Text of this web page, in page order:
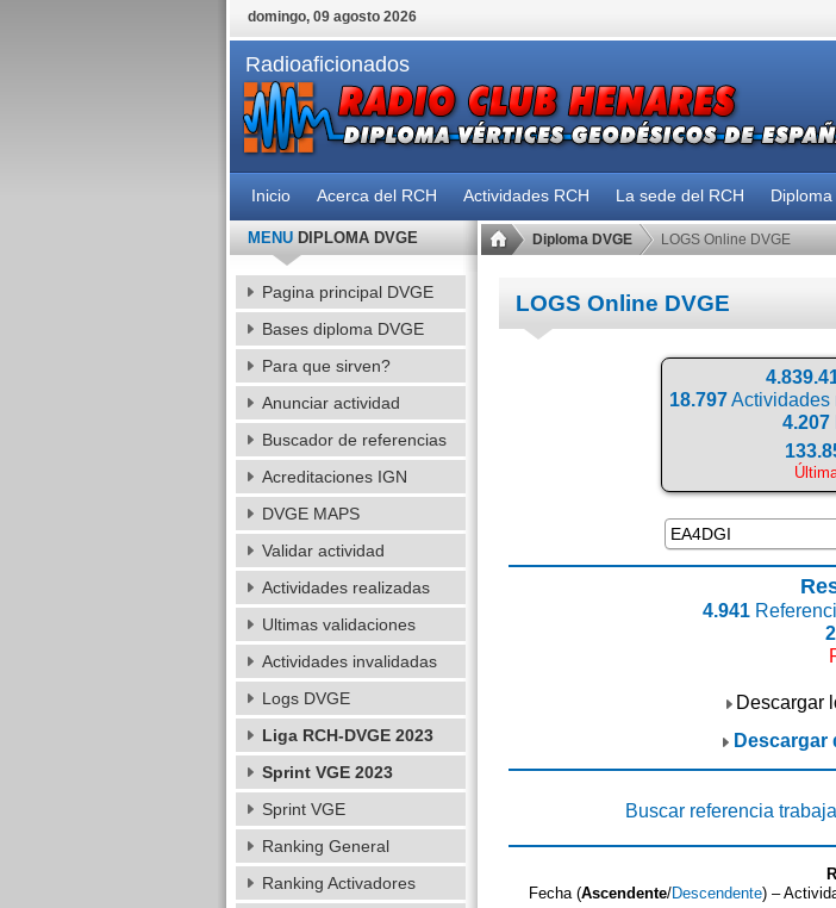
domingo, 09 agosto 2026
Radioaficionados
Inicio Acerca del RCH Actividades RCH La sede del RCH Diploma
Diploma DVGE LOGS Online DVGE
LOGS Online DVGE
18.797Actividades
4.207
4.941
Descargar
Descargar
Buscar referencia
Fecha (Ascendente/Descendente) –
MENUDIPLOMA DVGE
Pagina principal DVGE
Bases diploma DVGE
Para que sirven?
Anunciar actividad
Buscador de referencias
Acreditaciones IGN
DVGE MAPS
Validar actividad
Actividades realizadas
Ultimas validaciones
Actividades invalidadas
Logs DVGE
Liga RCH-DVGE 2023
Sprint VGE 2023
Sprint VGE
Ranking General
Ranking Activadores